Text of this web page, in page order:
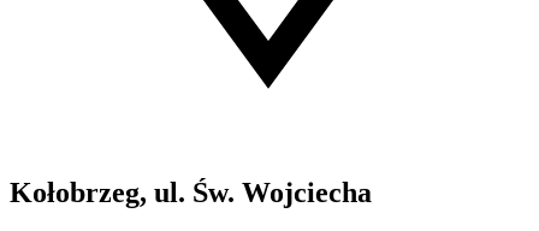
Kołobrzeg, ul. Św. Wojciecha